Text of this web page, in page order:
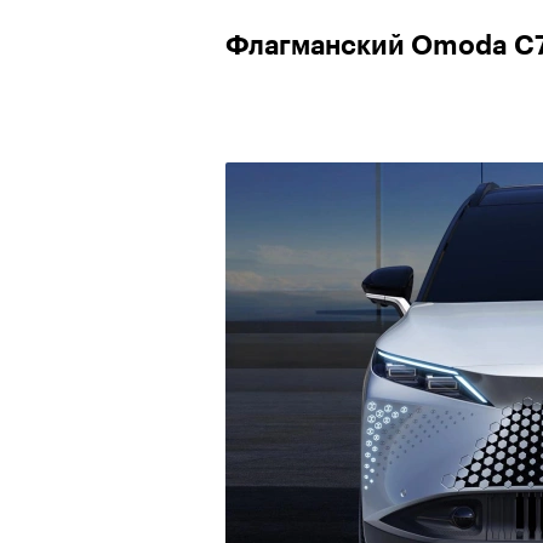
Флагманский Omoda
00:00 / 00:00